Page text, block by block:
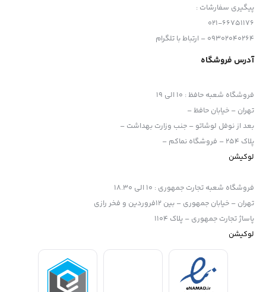
پیگیری سفارشات :
021-66751176
09302040264 – ارتباط با تلگرام
آدرس فروشگاه
فروشگاه شعبه حافظ: 10 الی 19
تهران – خیابان حافظ –
بعد از نوفل لوشاتو – جنب وزارت بهداشت –
پلاک 254 – فروشگاه نماکم –
لوکیشن
فروشگاه شعبه تجارت جمهوری : 10 الی 18.30
تهران – خیابان جمهوری – بین 12فروردین و فخر رازی
پاساژ تجارت جمهوری – پلاک 1104
لوکیشن